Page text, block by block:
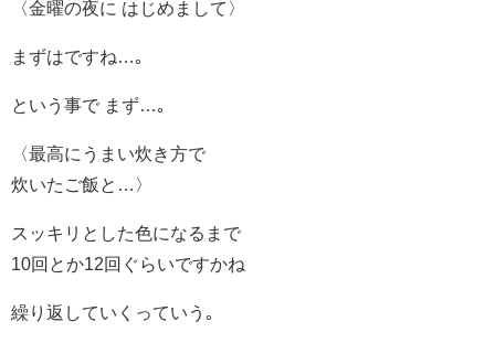
〈金曜の夜に はじめまして〉
まずはですね…｡
という事で まず…｡
〈最高にうまい炊き方で
炊いたご飯と…〉
スッキリとした色になるまで
10回とか12回ぐらいですかね
繰り返していくっていう｡